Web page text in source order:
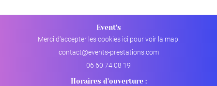
Event's
Merci d'accepter les cookies ici pour voir la map.
06 60 74 08 19
Horaires d'ouverture :